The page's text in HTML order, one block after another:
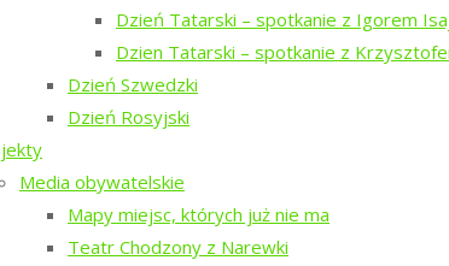
Dzień Tatarski – spotkanie z Igorem
Dzien Tatarski – spotkanie z
Dzień Szwedzki
Dzień Rosyjski
Media obywatelskie
Mapy miejsc, których już nie ma
Teatr Chodzony z Narewki
Listopad 2018
w Puszczy – 2. edycja
kirkutu